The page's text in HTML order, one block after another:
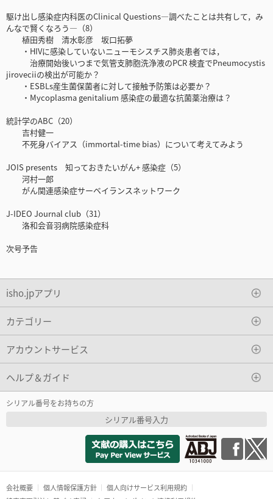
駆け出し感染症内科医のClinical Questions―調べたことは共有して，み
んなで賢くなろう―（8）
植田秀樹 清水彰彦 坂口拓夢
・HIVに感染していないニューモシスチス肺炎患者では，
治療開始後いつまで気管支肺胞洗浄液のPCR 検査でPneumocystis
jiroveciiの検出が可能か？
・ESBLs産生菌保菌者に対して接触予防策は必要か？
・Mycoplasma genitalium 感染症の最適な抗菌薬治療は？
統計学のABC（20）
吉村健一
不死身バイアス（immortal-time bias）について考えてみよう
JOIS presents 知っておきたいがん+ 感染症（5）
河村一郎
がん関連感染症サーベイランスネットワーク
J-IDEO Journal club（31）
洛和会音羽病院感染症科
次号予告
isho.jpアプリ
カテゴリー
アカウントサービス
ヘルプ＆ガイド
シリアル番号をお持ちの方
シリアル番号入力
会社概要 個人情報保護方針
個人向けサービス利用規約